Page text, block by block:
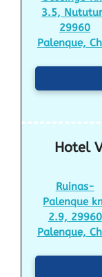
3.5,
29960
Palenque,
Hotel
Ruinas-
Palenque
2.9, 29960
Palenque,